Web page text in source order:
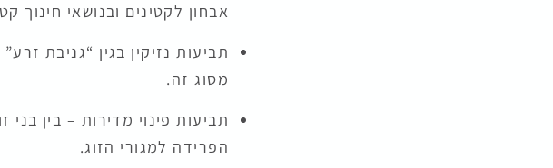
אבחון לקטינים ובנושאי חינוך
תביעות נזיקין בגין “גניבת
מסוג זה.
תביעות פינוי מדירות – בין
הפרידה למגורי הזוג.